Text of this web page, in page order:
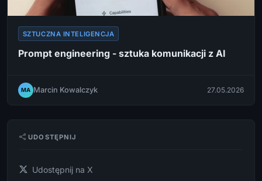
SZTUCZNA INTELIGENCJA
Prompt engineering - sztuka komunikacji z AI
MA Marcin Kowalczyk 27.05.2026
UDOSTĘPNIJ
Udostępnij na X